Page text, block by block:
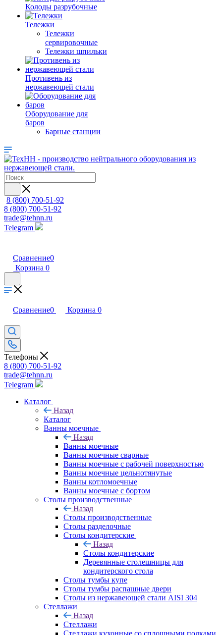
Колоды разрубочные
Тележки
Тележки
сервировочные
Тележки шпильки
Противень из
нержавеющей стали
Оборудование для
баров
Барные станции
8 (800) 700-51-92
8 (800) 700-51-92
trade@tehnn.ru
Telegram
Сравнение0
Корзина 0
Сравнение0 Корзина 0
Телефоны
8 (800) 700-51-92
trade@tehnn.ru
Telegram
Каталог
Назад
Каталог
Ванны моечные
Назад
Ванны моечные
Ванны моечные сварные
Ванны моечные с рабочей поверхностью
Ванны моечные цельнотянутые
Ванны котломоечные
Ванны моечные с бортом
Столы производственные
Назад
Столы производственные
Столы разделочные
Столы кондитерские
Назад
Столы кондитерские
Деревянные столешницы для
кондитерского стола
Столы тумбы купе
Столы тумбы распашные двери
Столы из нержавеющей стали AISI 304
Стеллажи
Назад
Стеллажи
Стеллажи кухонные со сплошными полками